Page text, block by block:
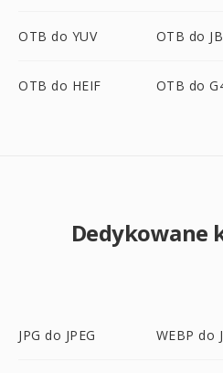
OTB do YUV OTB do
OTB do HEIF OTB do
Dedykowane
JPG do JPEG WEBP do